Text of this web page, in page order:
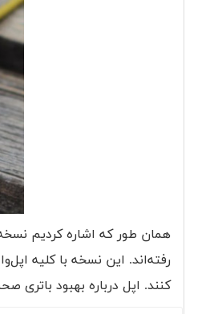
همان طور که اشاره کردیم نسخه 3.1.1 سیستم
کنند. اپل درباره بهبود